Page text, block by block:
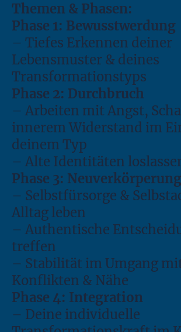
Themen & Phasen:
Phase 1: Bewusstwerdung
– Tiefes Erkennen deiner
Lebensmuster & deines
Transformationstyps
Phase 2: Durchbruch
– Arbeiten mit Angst,
innerem Widerstand im
deinem Typ
– Alte Identitäten
Phase 3: Neuverkörperung
– Selbstfürsorge &
Alltag leben
– Authentische
treffen
– Stabilität im Umgang
Konflikten & Nähe
Phase 4: Integration
– Deine individuelle